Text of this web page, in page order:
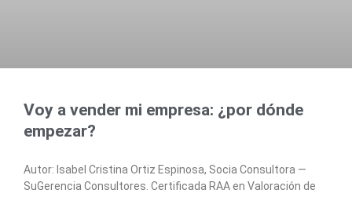
Voy a vender mi empresa: ¿por dónde
empezar?
Autor: Isabel Cristina Ortiz Espinosa, Socia Consultora —
SuGerencia Consultores. Certificada RAA en Valoración de